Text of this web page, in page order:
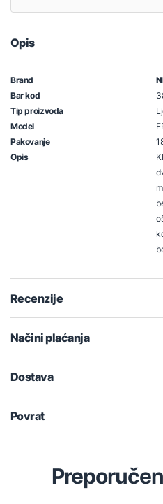
Opis
Brand
Bar kod
Tip proizvoda
Model
Pakovanje
Opis
Recenzije
Načini plaćanja
Dostava
Povrat